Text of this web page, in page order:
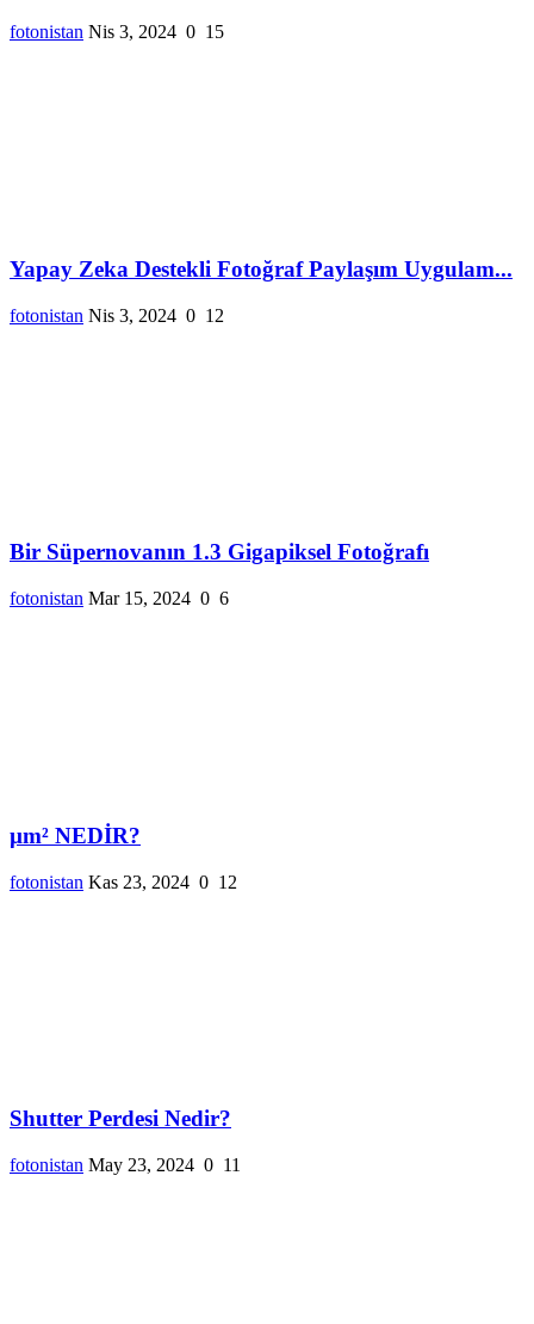
fotonistan Nis 3, 2024 0 15
Yapay Zeka Destekli Fotoğraf Paylaşım Uygulam...
fotonistan Nis 3, 2024 0 12
Bir Süpernovanın 1.3 Gigapiksel Fotoğrafı
fotonistan Mar 15, 2024 0 6
µm² NEDİR?
fotonistan Kas 23, 2024 0 12
Shutter Perdesi Nedir?
fotonistan May 23, 2024 0 11